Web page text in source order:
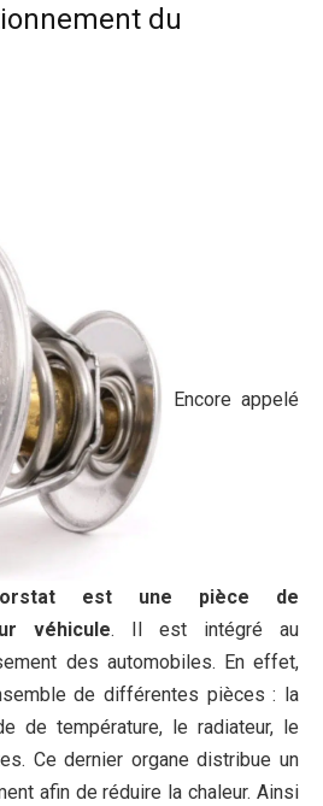
du
Encore appelé
est une pièce de
véhicule. Il est intégré au
des automobiles. En effet,
de différentes pièces : la
de température, le radiateur, le
Ce dernier organe distribue un
afin de réduire la chaleur. Ainsi